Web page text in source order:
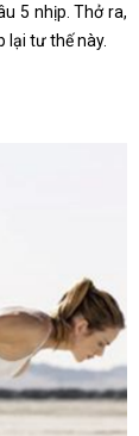
5 nhịp. Thở ra,
lại tư thế này.